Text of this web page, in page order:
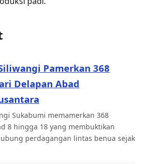
Pamerkan 368
Delapan Abad
Sukabumi memamerkan 368
8 hingga 18 yang membuktikan
perdagangan lintas benua sejak